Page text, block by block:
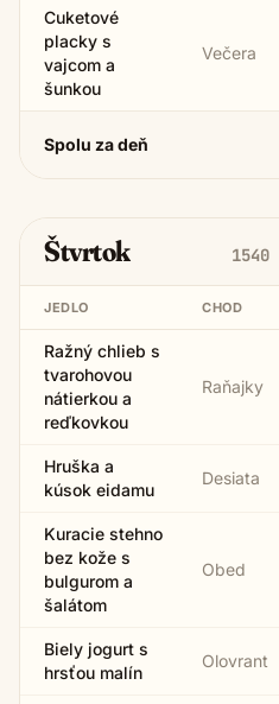
Cuketové
placky s
vajcom a
šunkou
Večera
Spolu za deň
Štvrtok 1540
JEDLO CHOD
Ražný chlieb s
tvarohovou
nátierkou a
reďkovkou
Raňajky
Hruška a
kúsok eidamu
Desiata
Kuracie stehno
bez kože s
bulgurom a
šalátom
Obed
Biely jogurt s
hrsťou malín
Olovrant